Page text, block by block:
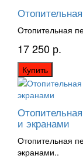
Отопительная
17 250 р.
Купить
и экранами
Отопительная
экранами..